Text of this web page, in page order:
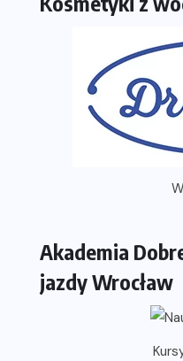
Akademia
jazdy Wrocław